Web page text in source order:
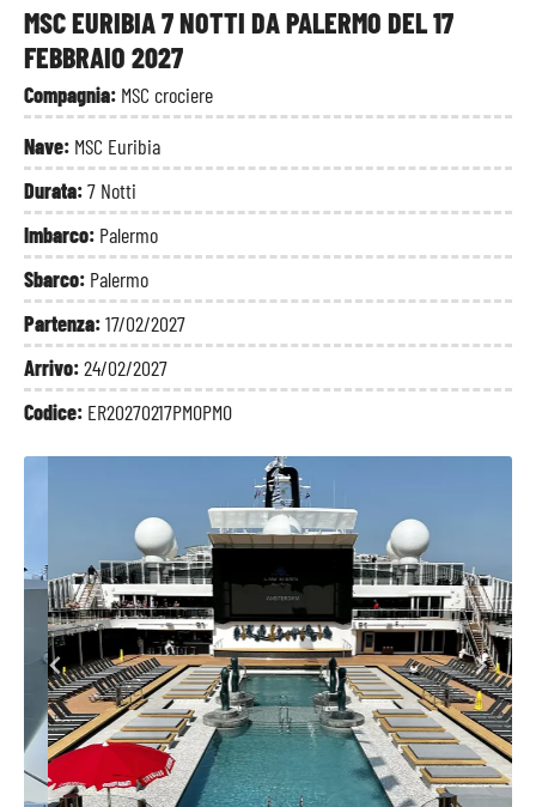
MSC EURIBIA 7 NOTTI DA PALERMO DEL 17
FEBBRAIO 2027
Compagnia: MSC crociere
Nave: MSC Euribia
Durata:7 Notti
Imbarco: Palermo
Sbarco: Palermo
Partenza:17/02/2027
Arrivo:24/02/2027
Codice: ER20270217PMOPMO